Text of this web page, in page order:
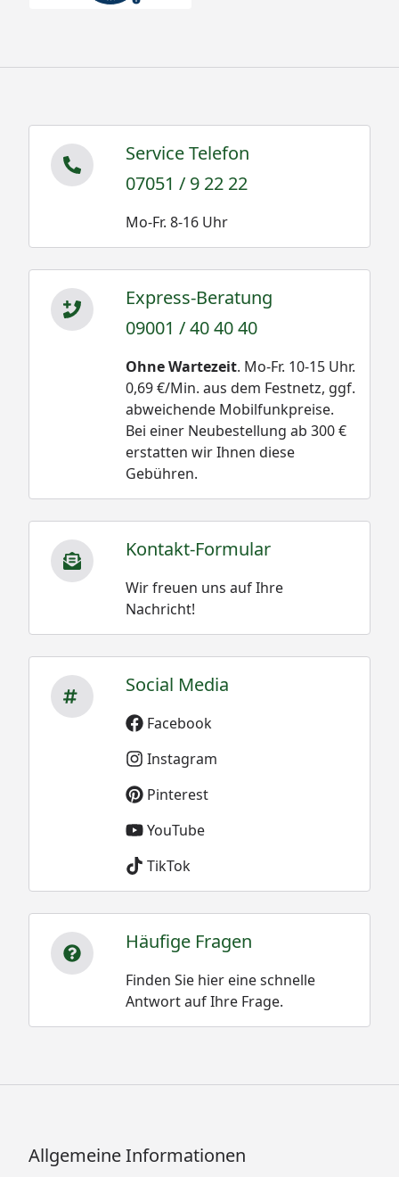
Service Telefon
07051 / 9 22 22
Mo-Fr. 8-16 Uhr
Express-Beratung
09001 / 40 40 40
Ohne Wartezeit. Mo-Fr. 10-15 Uhr.
0,69 €/Min. aus dem Festnetz, ggf.
abweichende Mobilfunkpreise.
Bei einer Neubestellung ab 300 €
erstatten wir Ihnen diese
Gebühren.
Kontakt-Formular
Wir freuen uns auf Ihre
Nachricht!
Social Media
Facebook
Instagram
Pinterest
YouTube
TikTok
Häufige Fragen
Finden Sie hier eine schnelle
Antwort auf Ihre Frage.
Allgemeine Informationen